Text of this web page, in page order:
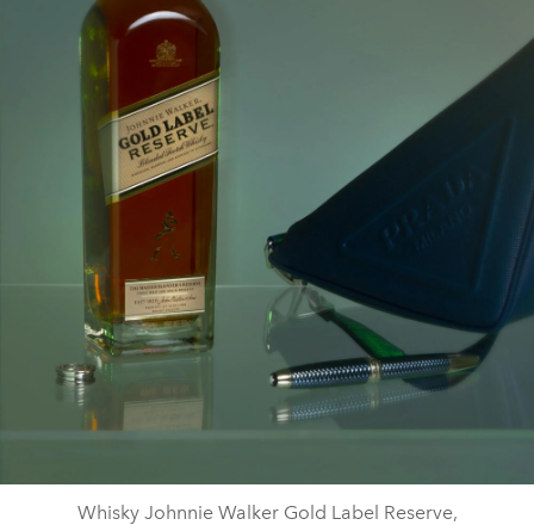
Whisky Johnnie Walker Gold Label Reserve,